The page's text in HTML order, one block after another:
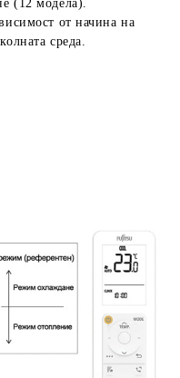
(12 модела).
от начина на
среда.